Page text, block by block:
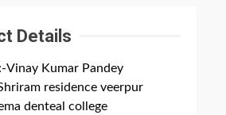
Details
Vinay Kumar Pandey
residence veerpur
denteal college